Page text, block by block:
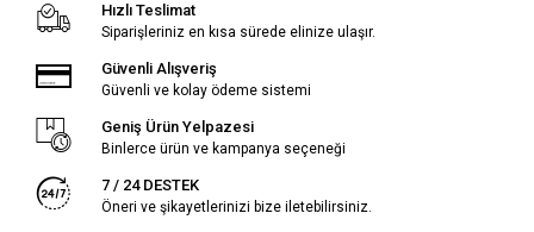
Hızlı Teslimat
Siparişleriniz en kısa sürede elinize ulaşır.
Güvenli Alışveriş
Güvenli ve kolay ödeme sistemi
Geniş Ürün Yelpazesi
Binlerce ürün ve kampanya seçeneği
7 / 24 DESTEK
Öneri ve şikayetlerinizi bize iletebilirsiniz.